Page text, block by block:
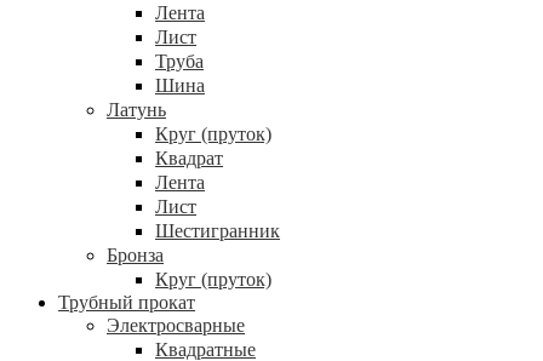
Лента
Лист
Труба
Шина
Латунь
Круг (пруток)
Квадрат
Лента
Лист
Шестигранник
Бронза
Круг (пруток)
Трубный прокат
Электросварные
Квадратные